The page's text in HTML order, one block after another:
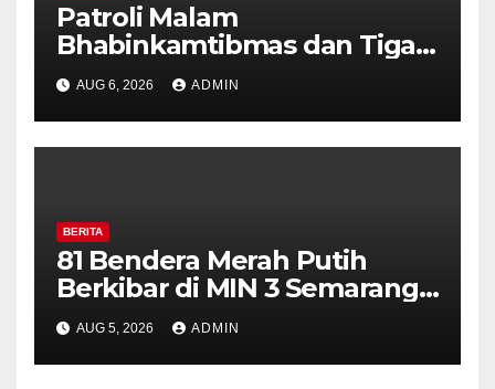
Patroli Malam
Bhabinkamtibmas dan Tiga
Pilar Kelurahan Ungaran
Perkuat Kamtibmas, Warga
Diajak Aktifkan Ronda
AUG 6, 2026 ADMIN
BERITA
81 Bendera Merah Putih
Berkibar di MIN 3 Semarang,
Bhabinkamtibmas Desa
Timpik Hadiri Peringatan
HUT ke-81 Kemerdekaan RI
AUG 5, 2026 ADMIN